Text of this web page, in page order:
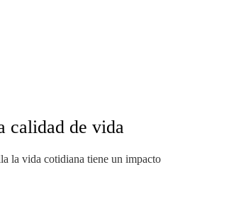
calidad de vida
la vida cotidiana tiene un impacto